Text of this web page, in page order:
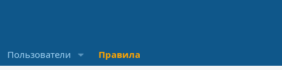
Пользователи Правила